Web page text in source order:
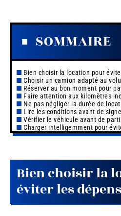
SOMMAIRE
Bien choisir la location pour
Choisir un camion adapté au
Réserver au bon moment pour
Faire attention aux kilomètres
Ne pas négliger la durée de
Lire les conditions avant de
Vérifier le véhicule avant de
Charger intelligemment pour
Bien choisir la
éviter les